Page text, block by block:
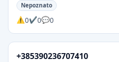
Nepoznato
0 0 0
+385390236707410